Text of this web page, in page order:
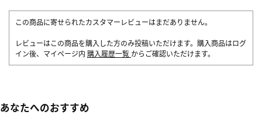
この商品に寄せられたカスタマーレビューはまだありません。
レビューはこの商品を購入した方のみ投稿いただけます。購入商品はログ
イン後、マイページ内 購入履歴一覧 からご確認いただけます。
あなたへのおすすめ